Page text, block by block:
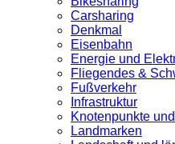
Carsharing
Denkmal
Eisenbahn
Energie und
Fliegendes &
Fußverkehr
Infrastruktur
Knotenpunkte
Landmarken